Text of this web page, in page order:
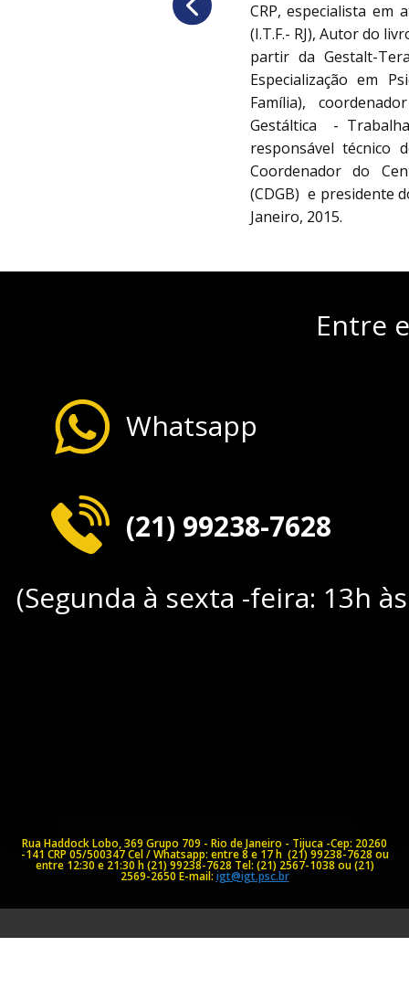
CRP, especialista em
(I.T.F.- RJ), Autor do
partir da Gestalt-
Especialização em
Família),
Gestáltica -
responsável técnico
Coordenador do
(CDGB) e presidente
Janeiro, 2015.
Entre
Whatsapp
(21) 99238-7628
(Segunda à sexta -feira: 13h
Rua Haddock Lobo, 369 Grupo 709 - Rio de Janeiro - Tijuca -Cep: 20260
-141 CRP 05/500347 Cel / Whatsapp: entre 8 e 17 h (21) 99238-7628 ou
entre 12:30 e 21:30 h (21) 99238-7628 Tel: (21) 2567-1038 ou (21)
2569-2650 E-mail: igt@igt.psc.br